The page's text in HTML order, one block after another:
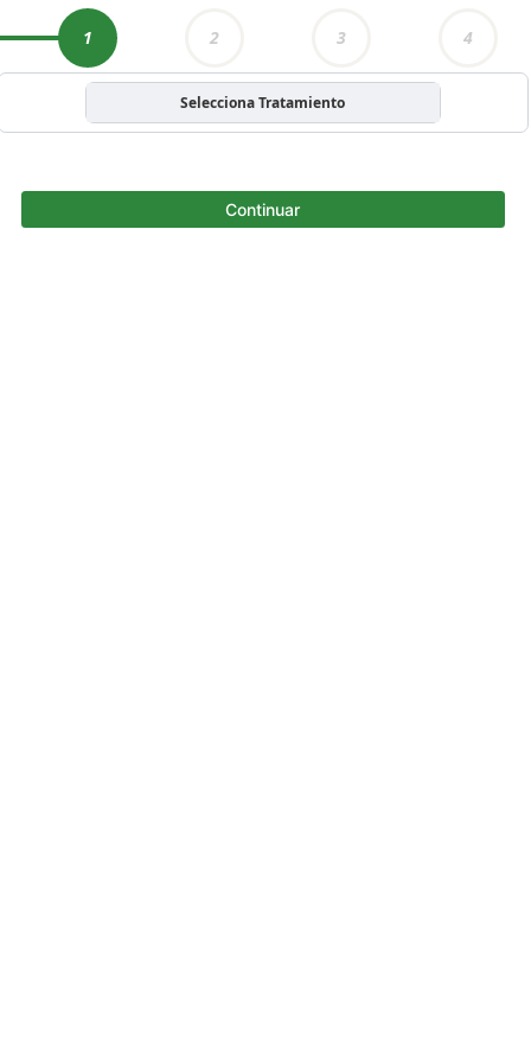
1 2 3 4
Selecciona Tratamiento
Continuar